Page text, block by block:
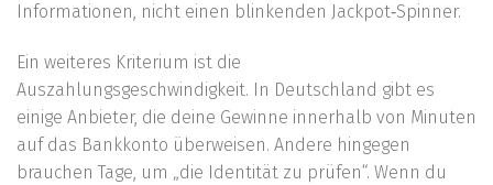
Informationen, nicht einen blinkenden Jackpot‑Spinner.
Ein weiteres Kriterium ist die
Auszahlungsgeschwindigkeit. In Deutschland gibt es
einige Anbieter, die deine Gewinne innerhalb von Minuten
auf das Bankkonto überweisen. Andere hingegen
brauchen Tage, um „die Identität zu prüfen“. Wenn du